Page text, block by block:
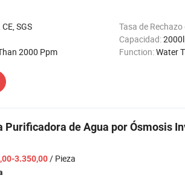
SGS Tasa de Rechazo
Capacidad:
2000 Ppm Function:Water
Purificadora de Agua por Ósmosis
3.350,00 / Pieza